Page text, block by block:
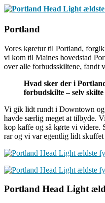
Portland
Vores køretur til Portland,
vi kom til Maines hovedstad
over alle forbudsskiltene, fandt
Hvad sker der i
forbudskilte – selv
Vi gik lidt rundt i Downtown
havde særlig meget at tilbyde.
kop kaffe og så kørte vi videre.
rar og vi var egentlig lidt
Portland Head Light